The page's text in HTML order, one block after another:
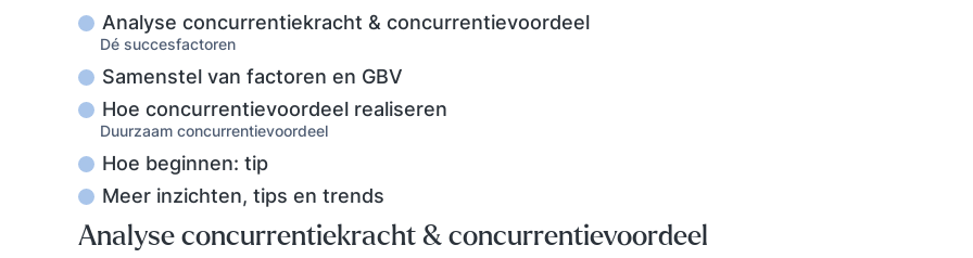
Analyse concurrentiekracht & concurrentievoordeel
Dé succesfactoren
Samenstel van factoren en GBV
Hoe concurrentievoordeel realiseren
Duurzaam concurrentievoordeel
Hoe beginnen: tip
Meer inzichten, tips en trends
Analyse concurrentiekracht & concurrentievoordeel